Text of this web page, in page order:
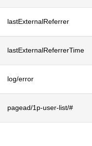
lastExternalReferrer
lastExternalReferrerTime
log/error
pagead/1p-user-list/#